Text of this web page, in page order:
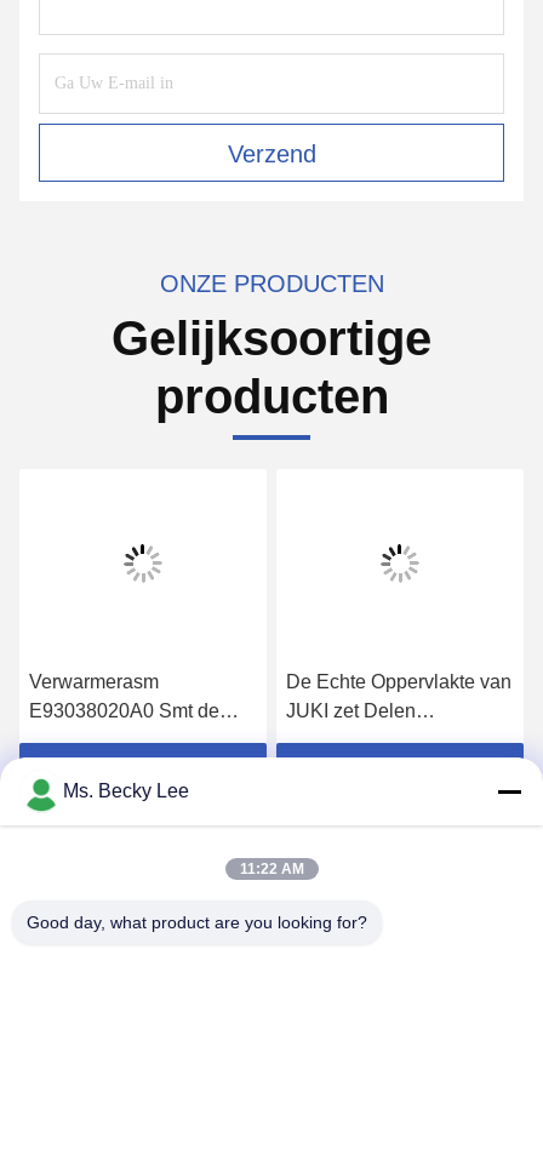
Verzend
ONZE PRODUCTEN
Gelijksoortige
producten
Verwarmerasm
E93038020A0 Smt de
Automaat van
JUKI KD775 1
Jaargarantie
De Echte Oppervlakte van
JUKI zet Delen
E23269980A0 ATC
ATC 740 op
Ms. Becky Lee
11:22 AM
Good day, what product are you looking for?